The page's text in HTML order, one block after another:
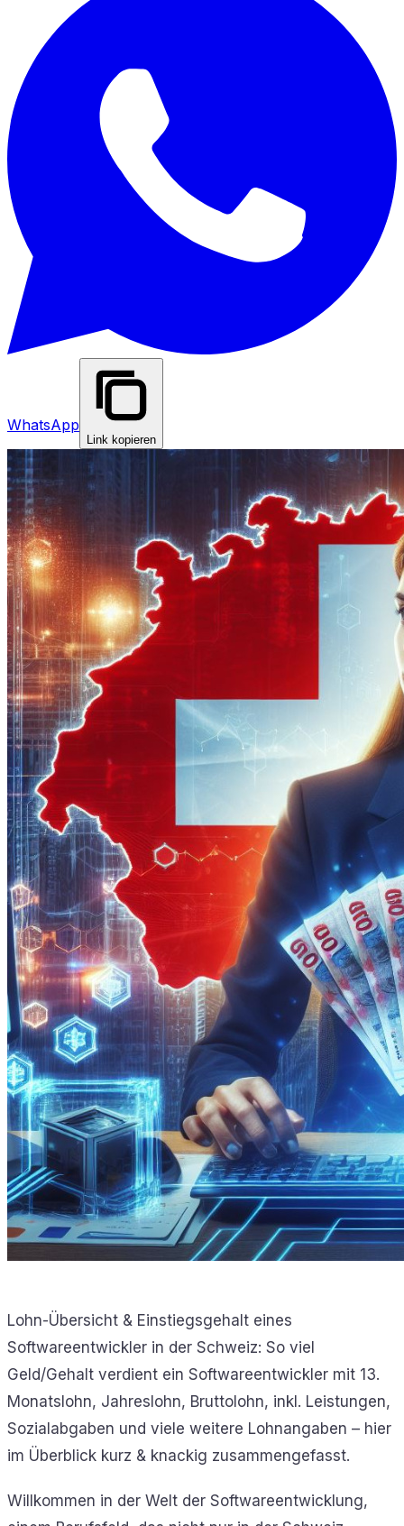
WhatsApp
Link kopieren
Lohn-Übersicht & Einstiegsgehalt eines
Softwareentwickler in der Schweiz: So viel
Geld/Gehalt verdient ein Softwareentwickler mit 13.
Monatslohn, Jahreslohn, Bruttolohn, inkl. Leistungen,
Sozialabgaben und viele weitere Lohnangaben – hier
im Überblick kurz & knackig zusammengefasst.
Willkommen in der Welt der Softwareentwicklung,